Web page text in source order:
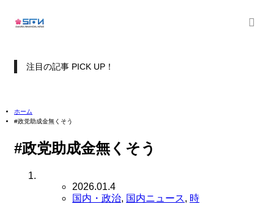
注目の記事 PICK UP！
ホーム
#政党助成金無くそう
#政党助成金無くそう
2026.01.4
国内・政治, 国内ニュース, 時